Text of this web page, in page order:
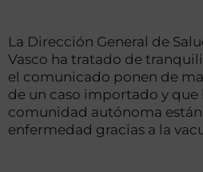
La Dirección General de
Vasco ha tratado de
el comunicado ponen de
de un caso importado y que
comunidad autónoma
enfermedad gracias a la